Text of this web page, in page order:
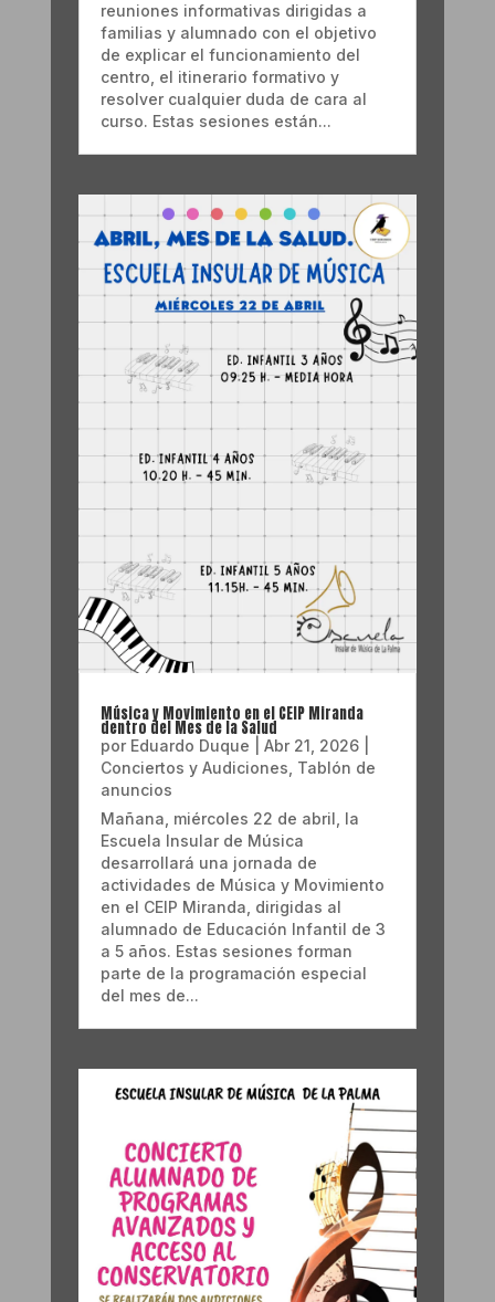
reuniones informativas dirigidas a
familias y alumnado con el objetivo
de explicar el funcionamiento del
centro, el itinerario formativo y
resolver cualquier duda de cara al
curso. Estas sesiones están...
Música y Movimiento en el CEIP Miranda
dentro del Mes de la Salud
por Eduardo Duque Abr 21, 2026|
Conciertos y Audiciones Tablón de
anuncios
Mañana, miércoles 22 de abril, la
Escuela Insular de Música
desarrollará una jornada de
actividades de Música y Movimiento
en el CEIP Miranda, dirigidas al
alumnado de Educación Infantil de 3
a 5 años. Estas sesiones forman
parte de la programación especial
del mes de...